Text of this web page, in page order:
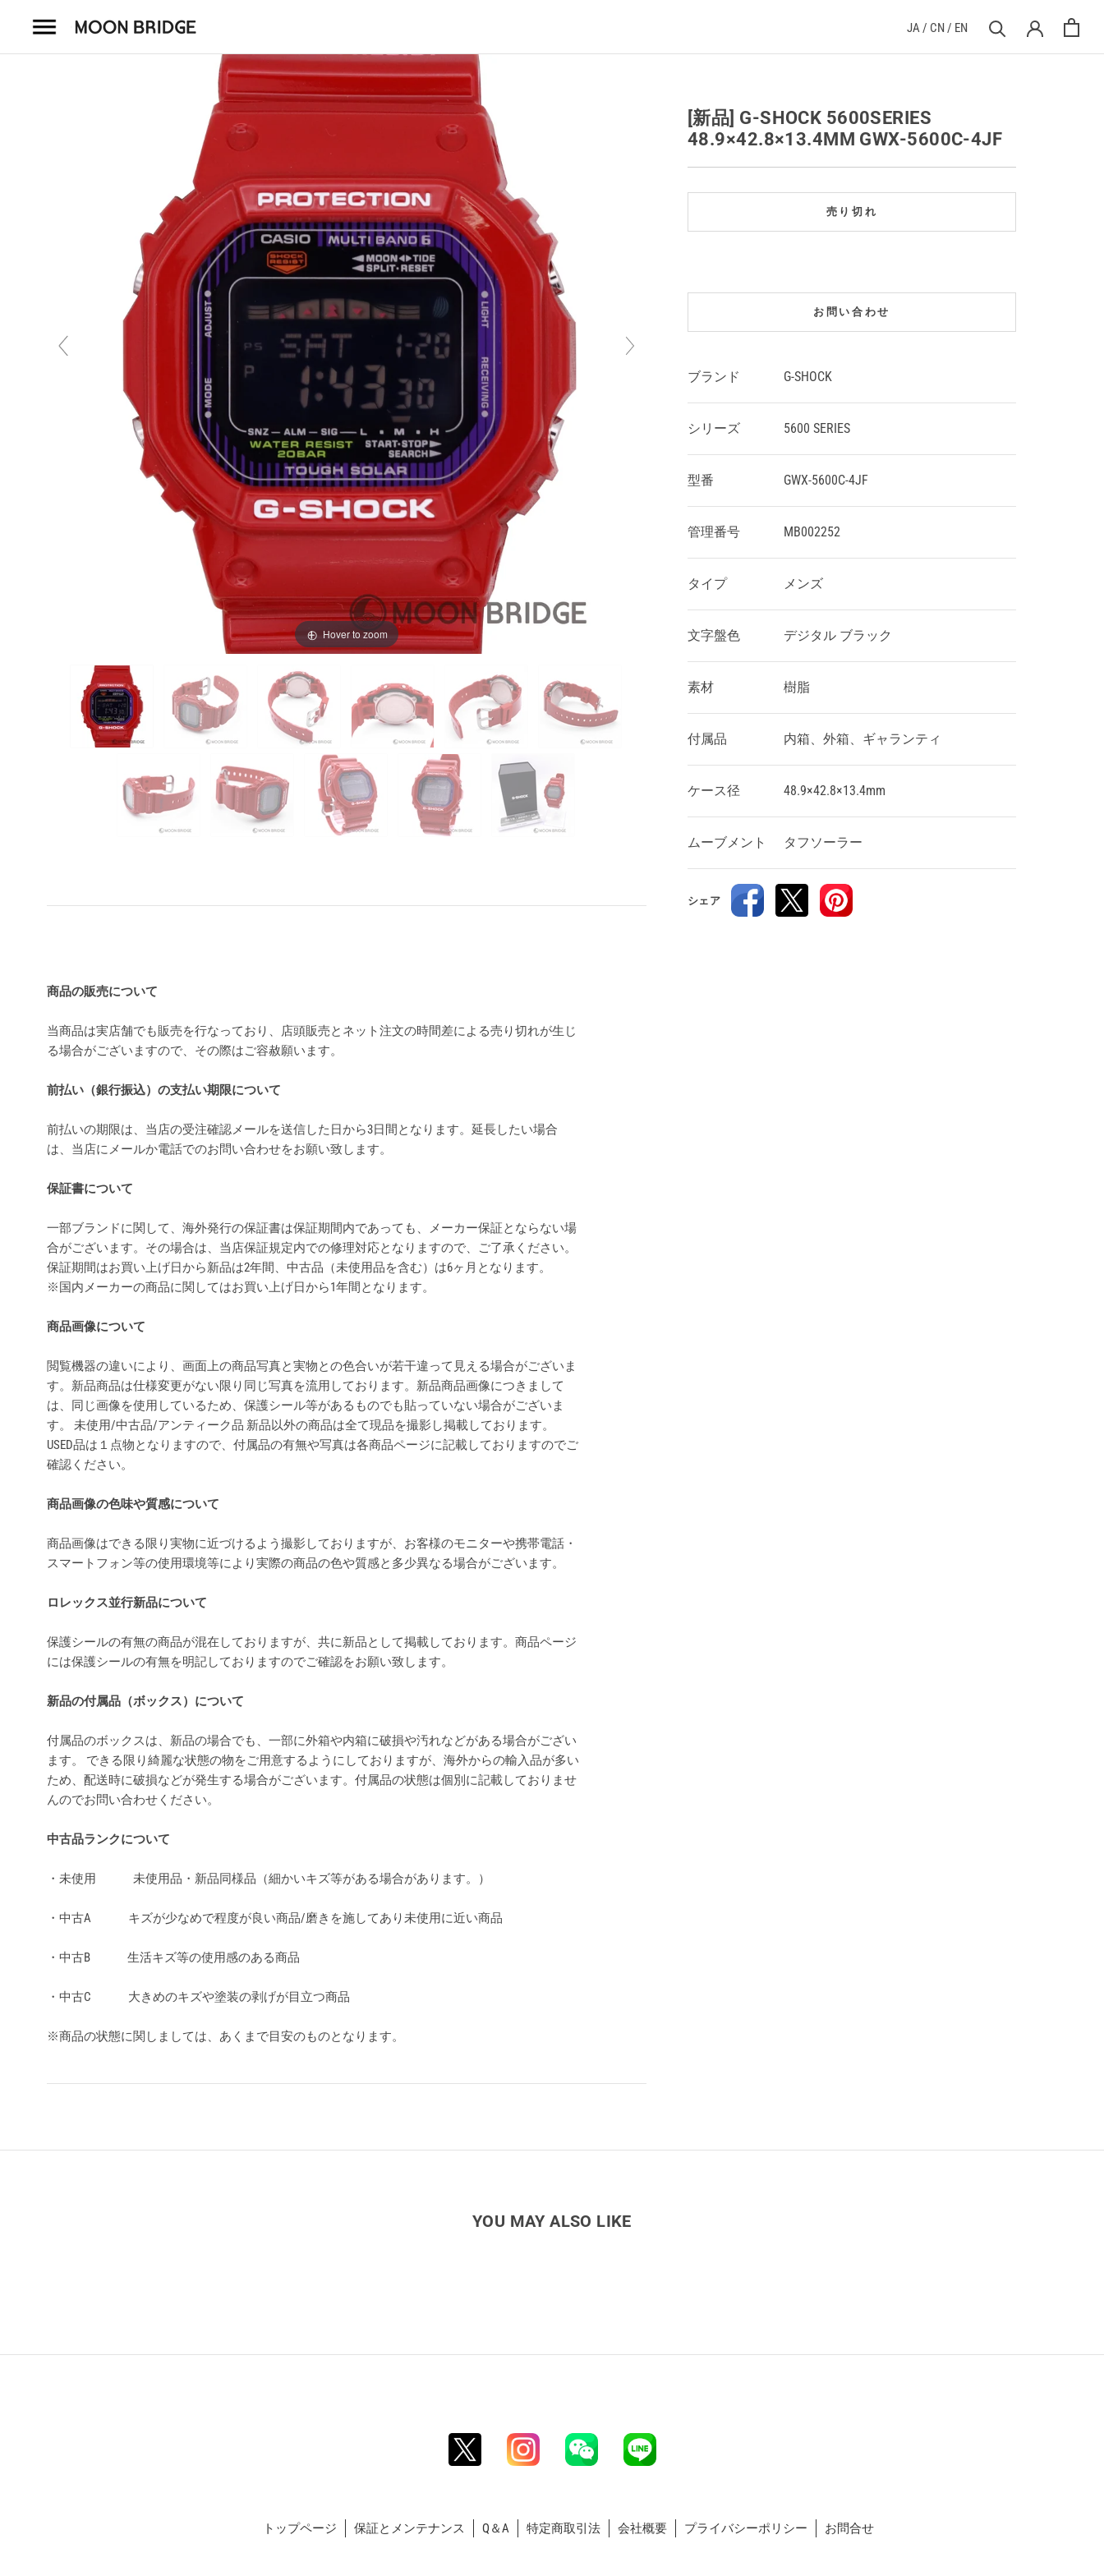
JA/ CN/ EN
Hover to zoom
[新品] G-SHOCK 5600SERIES
48.9×42.8×13.4MM GWX-5600C-4JF
売り切れ
お問い合わせ
ブランド G-SHOCK
シリーズ 5600 SERIES
型番 GWX-5600C-4JF
管理番号 MB002252
タイプ メンズ
文字盤色 デジタル ブラック
素材 樹脂
付属品 内箱、外箱、ギャランティ
ケース径 48.9×42.8×13.4mm
ムーブメント タフソーラー
シェア
商品の販売について
当商品は実店舗でも販売を行なっており、店頭販売とネット注文の時間差による売り切れが生じ
る場合がございますので、その際はご容赦願います。
前払い（銀行振込）の支払い期限について
前払いの期限は、当店の受注確認メールを送信した日から3日間となります。延長したい場合
は、当店にメールか電話でのお問い合わせをお願い致します。
保証書について
一部ブランドに関して、海外発行の保証書は保証期間内であっても、メーカー保証とならない場
合がございます。その場合は、当店保証規定内での修理対応となりますので、ご了承ください。
保証期間はお買い上げ日から新品は2年間、中古品（未使用品を含む）は6ヶ月となります。
※国内メーカーの商品に関してはお買い上げ日から1年間となります。
商品画像について
閲覧機器の違いにより、画面上の商品写真と実物との色合いが若干違って見える場合がございま
す。新品商品は仕様変更がない限り同じ写真を流用しております。新品商品画像につきまして
は、同じ画像を使用しているため、保護シール等があるものでも貼っていない場合がございま
す。 未使用/中古品/アンティーク品 新品以外の商品は全て現品を撮影し掲載しております。
USED品は１点物となりますので、付属品の有無や写真は各商品ページに記載しておりますのでご
確認ください。
商品画像の色味や質感について
商品画像はできる限り実物に近づけるよう撮影しておりますが、お客様のモニターや携帯電話・
スマートフォン等の使用環境等により実際の商品の色や質感と多少異なる場合がございます。
ロレックス並行新品について
保護シールの有無の商品が混在しておりますが、共に新品として掲載しております。商品ページ
には保護シールの有無を明記しておりますのでご確認をお願い致します。
新品の付属品（ボックス）について
付属品のボックスは、新品の場合でも、一部に外箱や内箱に破損や汚れなどがある場合がござい
ます。 できる限り綺麗な状態の物をご用意するようにしておりますが、海外からの輸入品が多い
ため、配送時に破損などが発生する場合がございます。付属品の状態は個別に記載しておりませ
んのでお問い合わせください。
中古品ランクについて
・未使用 未使用品・新品同様品（細かいキズ等がある場合があります。）
・中古A キズが少なめで程度が良い商品/磨きを施してあり未使用に近い商品
・中古B 生活キズ等の使用感のある商品
・中古C 大きめのキズや塗装の剥げが目立つ商品
※商品の状態に関しましては、あくまで目安のものとなります。
YOU MAY ALSO LIKE
トップページ 保証とメンテナンス Q＆A 特定商取引法 会社概要 プライバシーポリシー お問合せ